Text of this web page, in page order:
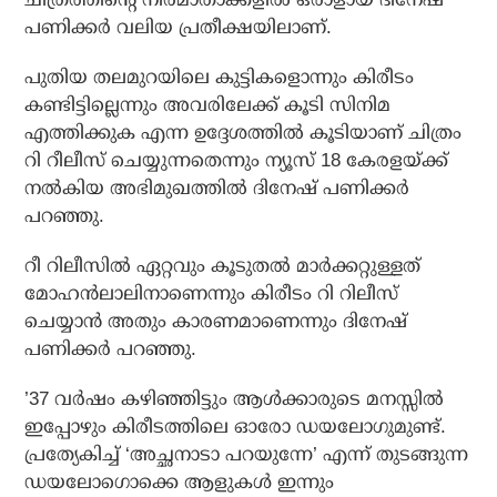
പണിക്കര്‍ വലിയ പ്രതീക്ഷയിലാണ്.
പുതിയ തലമുറയിലെ കുട്ടികളൊന്നും കിരീടം
കണ്ടിട്ടില്ലെന്നും അവരിലേക്ക് കൂടി സിനിമ
എത്തിക്കുക എന്ന ഉദ്ദേശത്തില്‍ കൂടിയാണ് ചിത്രം
റി റീലീസ് ചെയ്യുന്നതെന്നും ന്യൂസ് 18 കേരളയ്ക്ക്
നല്‍കിയ അഭിമുഖത്തില്‍ ദിനേഷ് പണിക്കര്‍
പറഞ്ഞു.
റീ റിലീസില്‍ ഏറ്റവും കൂടുതല്‍ മാര്‍ക്കറ്റുള്ളത്
മോഹന്‍ലാലിനാണെന്നും കിരീടം റി റിലീസ്
ചെയ്യാന്‍ അതും കാരണമാണെന്നും ദിനേഷ്
പണിക്കര്‍ പറഞ്ഞു.
’37 വര്‍ഷം കഴിഞ്ഞിട്ടും ആള്‍ക്കാരുടെ മനസ്സില്‍
ഇപ്പോഴും കിരീടത്തിലെ ഓരോ ഡയലോഗുമുണ്ട്.
പ്രത്യേകിച്ച് ‘അച്ഛനാടാ പറയുന്നേ’ എന്ന് തുടങ്ങുന്ന
ഡയലോഗൊക്കെ ആളുകള്‍ ഇന്നും